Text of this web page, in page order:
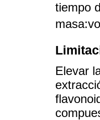
tiempo
Elevar